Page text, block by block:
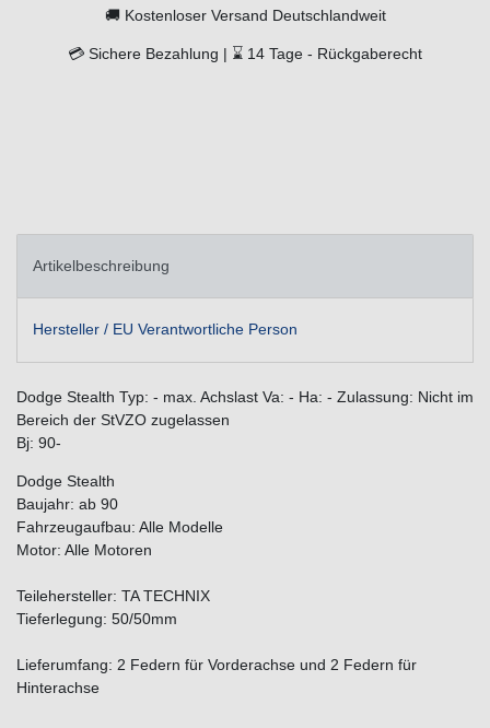
🚚 Kostenloser Versand Deutschlandweit
💳 Sichere Bezahlung | ⌛ 14 Tage - Rückgaberecht
Artikelbeschreibung
Hersteller / EU Verantwortliche Person
Dodge Stealth Typ: - max. Achslast Va: - Ha: - Zulassung: Nicht im
Bereich der StVZO zugelassen
Bj: 90-
Dodge Stealth
Baujahr: ab 90
Fahrzeugaufbau: Alle Modelle
Motor: Alle Motoren
Teilehersteller: TA TECHNIX
Tieferlegung: 50/50mm
Lieferumfang: 2 Federn für Vorderachse und 2 Federn für
Hinterachse